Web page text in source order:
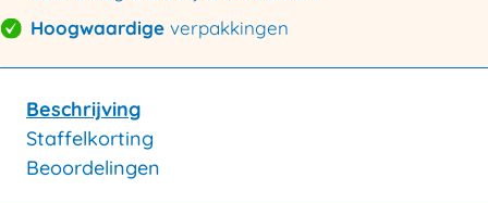
Hoogwaardige verpakkingen
Beschrijving
Staffelkorting
Beoordelingen